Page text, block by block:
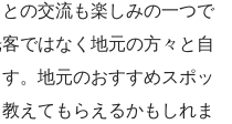
の交流も楽しみの一つで
ではなく地元の方々と自
。地元のおすすめスポッ
えてもらえるかもしれま